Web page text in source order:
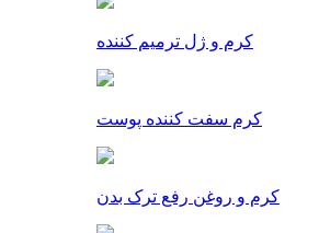
کرم و ژل ترمیم کننده
کرم سفت کننده پوست
کرم و روغن رفع ترک بدن